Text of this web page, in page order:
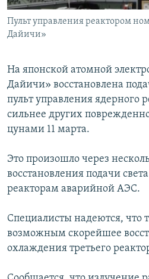
Русский
Пульт управления реактором
Дайичи»
На японской атомной
Дайичи» восстановлена
пульт управления ядерного
сильнее других
цунами 11 марта.
Это произошло через
восстановления подачи
реакторам аварийной АЭС.
Специалисты надеются, что
возможным скорейшее
охлаждения третьего